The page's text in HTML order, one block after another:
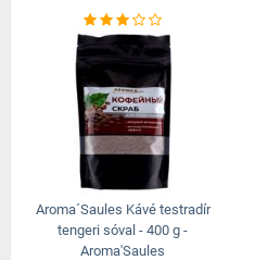
Aroma´Saules Kávé testradír
tengeri sóval - 400 g -
Aroma'Saules